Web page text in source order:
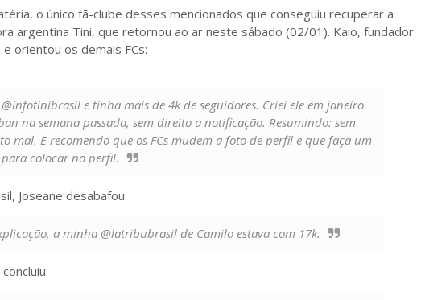
o único fã-clube desses mencionados que conseguiu recuperar a
argentina Tini, que retornou ao ar neste sábado (02/01). Kaio, fundador
orientou os demais FCs:
@infotinibrasil e tinha mais de 4k de seguidores. Criei ele em janeiro
na semana passada, sem direito a notificação. Resumindo: sem
mal. E recomendo que os FCs mudem a foto de perfil e que faça um
colocar no perfil.
Joseane desabafou:
a minha @latribubrasil de Camilo estava com 17k.